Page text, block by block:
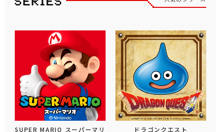
SUPER MARIO スーパーマリ
ドラゴンクエスト